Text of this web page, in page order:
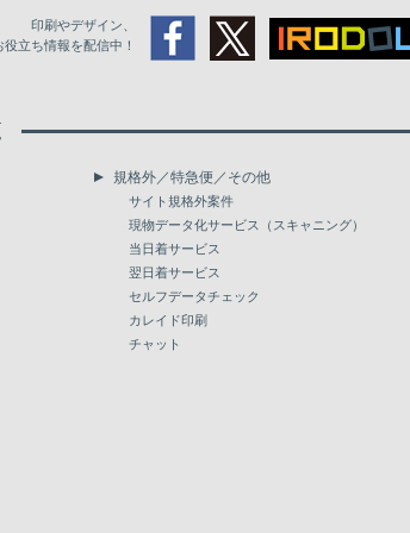
印刷やデザイン、
役立ち情報を配信中！
規格外／特急便／その他
サイト規格外案件
現物データ化サービス（スキャニング）
当日着サービス
翌日着サービス
セルフデータチェック
カレイド印刷
チャット